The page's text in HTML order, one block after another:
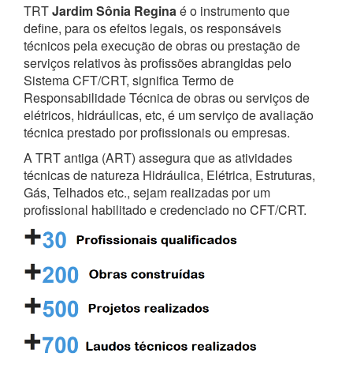
TRTJardim Sônia Reginaé o instrumento que
define, para os efeitos legais, os responsáveis
técnicos pela execução de obras ou prestação de
serviços relativos às profissões abrangidas pelo
Sistema CFT/CRT, significa Termo de
Responsabilidade Técnica de obras ou serviços de
elétricos, hidráulicas, etc, é um serviço de avaliação
técnica prestado por profissionais ou empresas.
A TRT antiga (ART) assegura que as atividades
técnicas de natureza Hidráulica, Elétrica, Estruturas,
Gás, Telhados etc., sejam realizadas por um
profissional habilitado e credenciado no CFT/CRT.